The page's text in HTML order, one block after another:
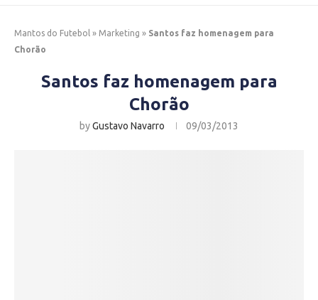
Mantos do Futebol » Marketing » Santos faz homenagem para
Chorão
Santos faz homenagem para
Chorão
byGustavo Navarro 09/03/2013